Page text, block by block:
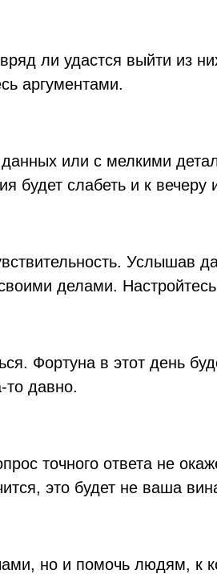
ли удастся выйти из
аргументами.
или с мелкими
слабеть и к вечеру
Услышав
делами.
Фортуна в этот день
то давно.
точного ответа не
это будет не ваша
но и помочь людям,